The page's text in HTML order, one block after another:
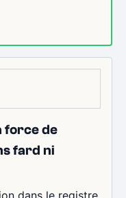
force de
fard ni
dans le registre